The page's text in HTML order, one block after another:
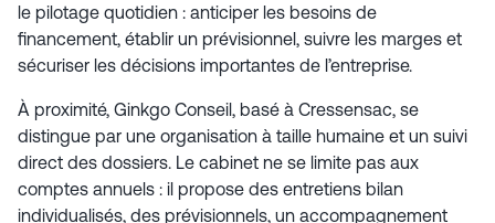
le pilotage quotidien : anticiper les besoins de
financement, établir un prévisionnel, suivre les marges et
sécuriser les décisions importantes de l’entreprise.
À proximité, Ginkgo Conseil, basé à Cressensac, se
distingue par une organisation à taille humaine et un suivi
direct des dossiers. Le cabinet ne se limite pas aux
comptes annuels : il propose des entretiens bilan
individualisés, des prévisionnels, un accompagnement